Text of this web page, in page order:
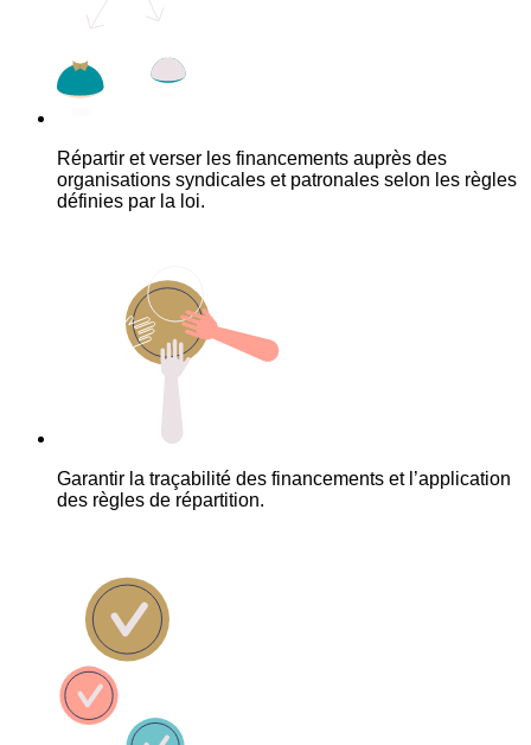
Répartir et verser les financements auprès des
organisations syndicales et patronales selon les règles
définies par la loi.
Garantir la traçabilité des financements et l’application
des règles de répartition.